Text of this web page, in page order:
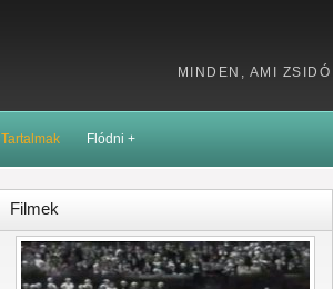
MINDEN, AMI ZSIDÓ
Tartalmak Flódni +
Filmek